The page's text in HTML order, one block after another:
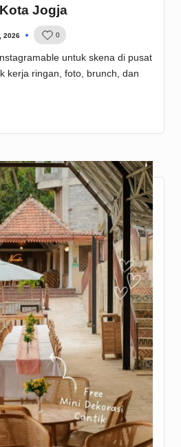
Jogja
2026 0
untuk skena di pusat
kerja ringan, foto, brunch, dan